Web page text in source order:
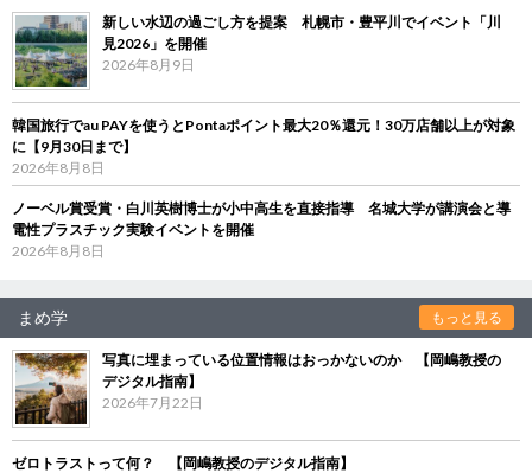
新しい水辺の過ごし方を提案 札幌市・豊平川でイベント「川
見2026」を開催
2026年8月9日
韓国旅行でau PAYを使うとPontaポイント最大20％還元！30万店舗以上が対象
に【9月30日まで】
2026年8月8日
ノーベル賞受賞・白川英樹博士が小中高生を直接指導 名城大学が講演会と導
電性プラスチック実験イベントを開催
2026年8月8日
まめ学 もっと見る
写真に埋まっている位置情報はおっかないのか 【岡嶋教授の
デジタル指南】
2026年7月22日
ゼロトラストって何？ 【岡嶋教授のデジタル指南】